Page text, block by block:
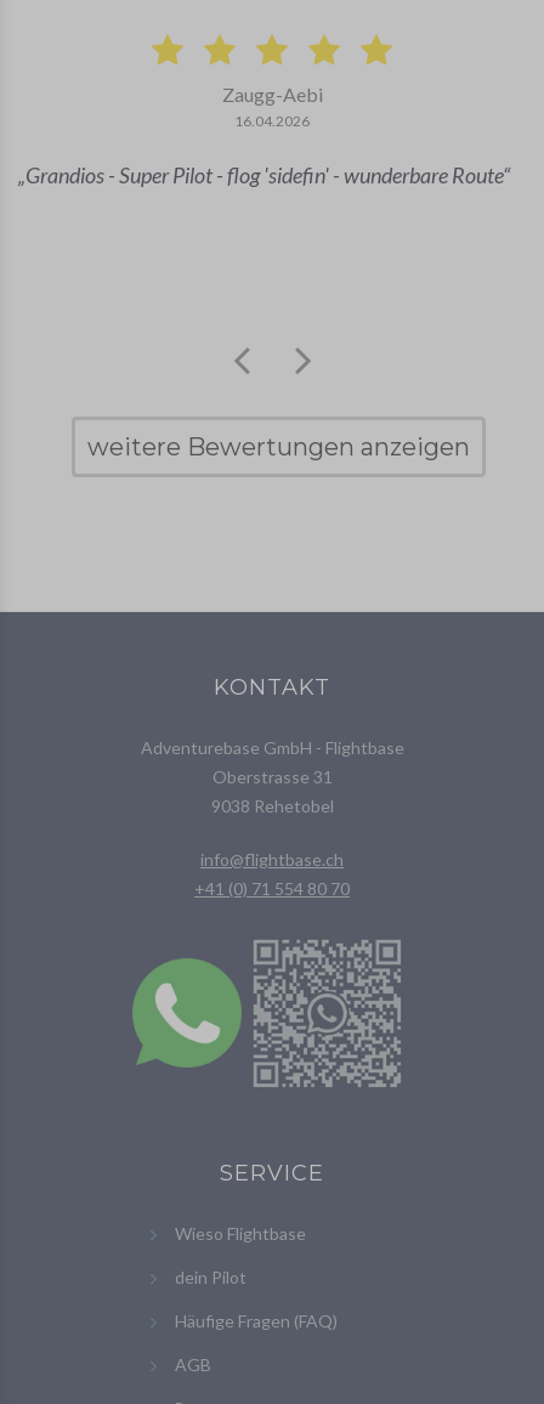
Zaugg-Aebi
16.04.2026
Grandios - Super Pilot - flog 'sidefin' - wunderbare Route
weitere Bewertungen anzeigen
KONTAKT
Adventurebase GmbH - Flightbase
Oberstrasse 31
9038 Rehetobel
info@flightbase.ch
+41 (0) 71 554 80 70
SERVICE
Wieso Flightbase
dein Pilot
Häufige Fragen (FAQ)
AGB